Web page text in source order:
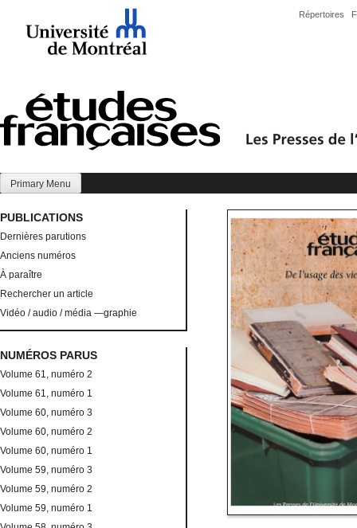
Répertoires
Primary Menu
PUBLICATIONS
Dernières parutions
Anciens numéros
À paraître
Rechercher un article
Vidéo / audio / média —graphie
NUMÉROS PARUS
Volume 61, numéro 2
Volume 61, numéro 1
Volume 60, numéro 3
Volume 60, numéro 2
Volume 60, numéro 1
Volume 59, numéro 3
Volume 59, numéro 2
Volume 59, numéro 1